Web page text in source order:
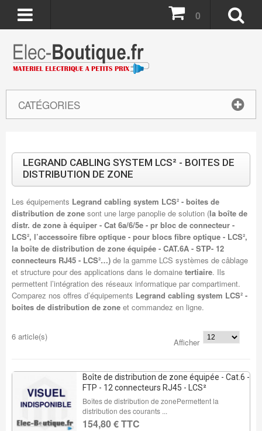
CATÉGORIES
0
LEGRAND CABLING SYSTEM LCS² - BOITES DE
DISTRIBUTION DE ZONE
Les équipements Legrand cabling system LCS² - boites de
distribution de zonesont une large panoplie de solution (la boîte de
distr. de zone à équiper - Cat 6a/6/5e - pr bloc de connecteur -
LCS², l’accessoire fibre optique - pour blocs fibre optique - LCS²,
la boîte de distribution de zone équipée - CAT.6A - STP- 12
connecteurs RJ45 - LCS²…) de la gamme LCS systèmes de câblage
et structure pour des applications dans le domaine tertiaire. Ils
permettent l’intégration des réseaux informatique par compartiment.
Comparez nos offres d’équipements Legrand cabling system LCS² -
boites de distribution de zoneet commandez en ligne.
6 article(s)
Afficher
Boîte de distribution de zone équipée - Cat.6 -
FTP - 12 connecteurs RJ45 - LCS²
Boîtes de distribution de zonePermettent la
distribution des courants ...
154,80 € TTC